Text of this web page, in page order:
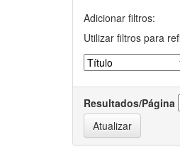
Adicionar filtros:
Utilizar filtros para
Resultados/Página